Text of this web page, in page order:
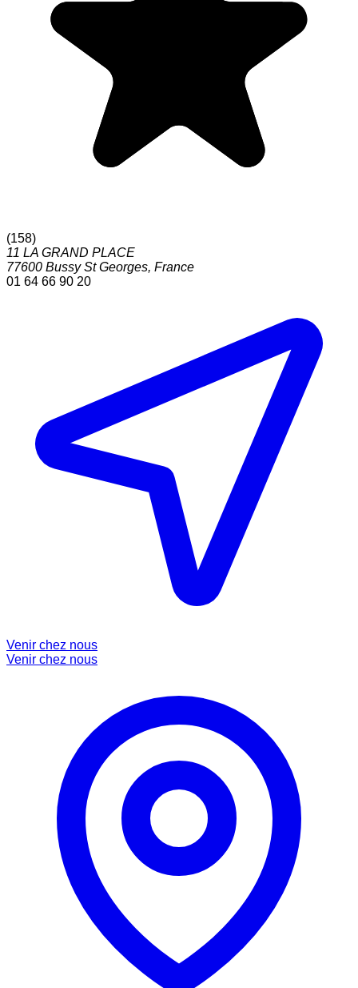
(158)
11 LA GRAND PLACE
77600 Bussy St Georges, France
01 64 66 90 20
Venir chez nous
Venir chez nous